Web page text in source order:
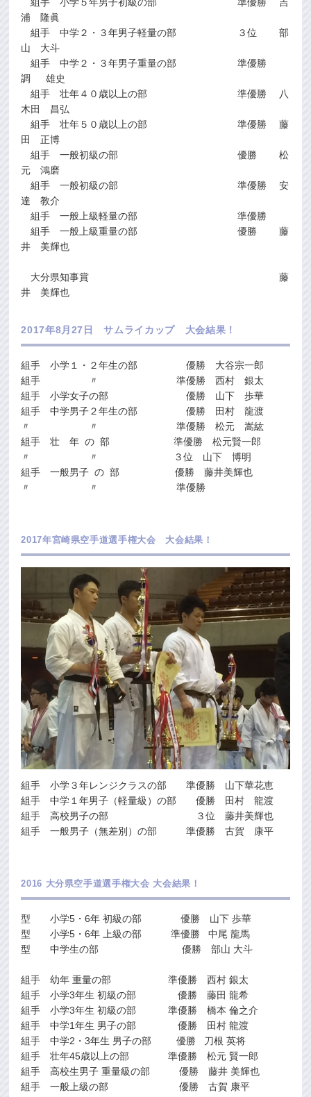
組手 小学５年男子初級の部 準優勝 吉
浦 隆眞
組手 中学２・３年男子軽量の部 ３位 部
山 大斗
組手 中学２・３年男子重量の部 準優勝
調 雄史
組手 壮年４０歳以上の部 準優勝 八
木田 昌弘
組手 壮年５０歳以上の部 準優勝 藤
田 正博
組手 一般初級の部 優勝 松
元 鴻磨
組手 一般初級の部 準優勝 安
達 教介
組手 一般上級軽量の部 準優勝
組手 一般上級重量の部 優勝 藤
井 美輝也
大分県知事賞 藤
井 美輝也
2017年8月27日 サムライカップ 大会結果！
組手 小学１・２年生の部 優勝 大谷宗一郎
組手 〃 準優勝 西村 銀太
組手 小学女子の部 優勝 山下 歩華
組手 中学男子２年生の部 優勝 田村 龍渡
〃 〃 準優勝 松元 嵩紘
組手 壮 年 の 部 準優勝 松元賢一郎
〃 〃 ３位 山下 博明
組手 一般男子 の 部 優勝 藤井美輝也
〃 〃 準優勝
2017年宮崎県空手道選手権大会 大会結果！
組手 小学３年レンジクラスの部 準優勝 山下華花恵
組手 中学１年男子（軽量級）の部 優勝 田村 龍渡
組手 高校男子の部 ３位 藤井美輝也
組手 一般男子（無差別）の部 準優勝 古賀 康平
2016 大分県空手道選手権大会 大会結果！
型 小学5・6年 初級の部 優勝 山下 歩華
型 小学5・6年 上級の部 準優勝 中尾 龍馬
型 中学生の部 優勝 部山 大斗
組手 幼年 重量の部 準優勝 西村 銀太
組手 小学3年生 初級の部 優勝 藤田 龍希
組手 小学3年生 初級の部 準優勝 橋本 倫之介
組手 中学1年生 男子の部 優勝 田村 龍渡
組手 中学2・3年生 男子の部 優勝 刀根 英将
組手 壮年45歳以上の部 準優勝 松元 賢一郎
組手 高校生男子 重量級の部 優勝 藤井 美輝也
組手 一般上級の部 優勝 古賀 康平